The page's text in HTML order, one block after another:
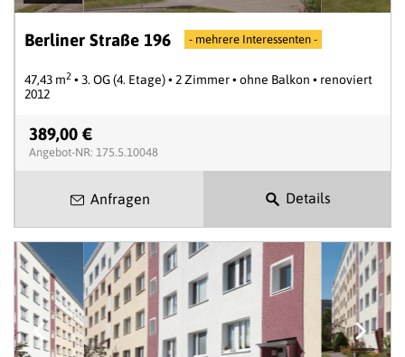
Berliner Straße 196 - mehrere Interessenten -
47,43 m2 • 3. OG (4. Etage) • 2 Zimmer • ohne Balkon • renoviert
2012
389,00 €
Angebot-NR: 175.5.10048
Anfragen Details